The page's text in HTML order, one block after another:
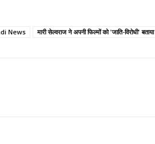
News मारी सेल्वराज ने अपनी फिल्मों को 'जाति-विरोधी' बताया